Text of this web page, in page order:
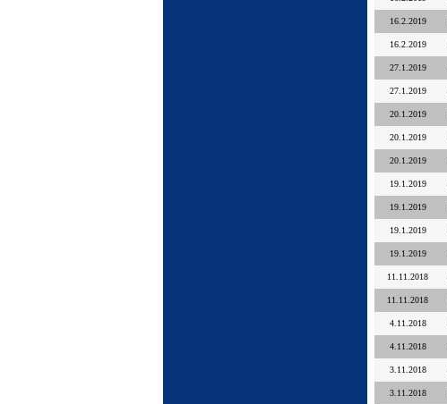
16.2.2019
16.2.2019
27.1.2019
27.1.2019
20.1.2019
20.1.2019
20.1.2019
19.1.2019
19.1.2019
19.1.2019
19.1.2019
11.11.2018
11.11.2018
4.11.2018
4.11.2018
3.11.2018
3.11.2018